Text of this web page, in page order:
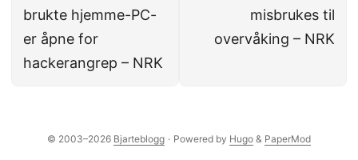
brukte hjemme-PC-
er åpne for
hackerangrep – NRK
misbrukes til
overvåking – NRK
© 2003–2026 Bjarteblogg · Powered by Hugo & PaperMod